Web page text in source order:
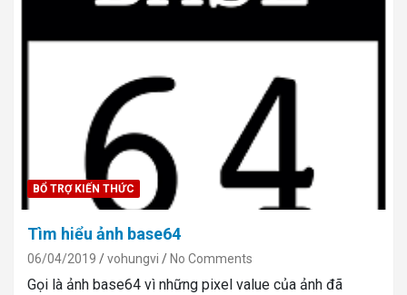
BỔ TRỢ KIẾN THỨC
Tìm hiểu ảnh base64
06/04/2019 vohungvi No Comments
Gọi là ảnh base64 vì những pixel value của ảnh đã